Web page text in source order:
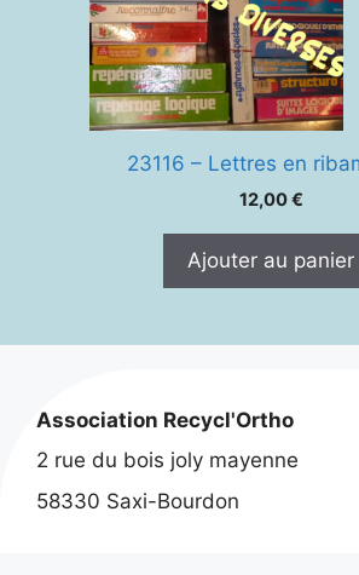
23116 – Lettres en
12,00€
Ajouter au panier
Association Recycl'Ortho
2 rue du bois joly mayenne
58330 Saxi-Bourdon